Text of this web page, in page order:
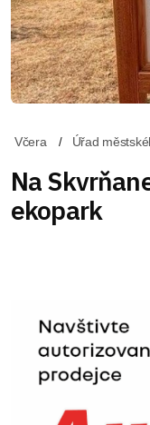
Včera Úřad
Na
ekopark